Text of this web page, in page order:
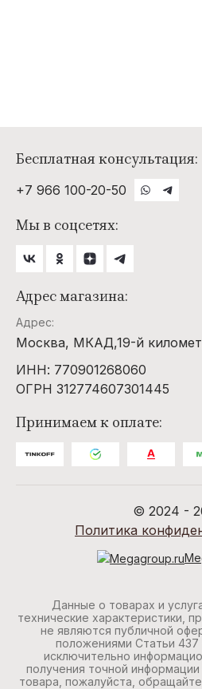
Бесплатная консультация:
+7 966 100-20-50
Мы в соцсетях:
Адрес магазина:
Адрес:
Москва, МКАД,19-й
ИНН: 770901268060
ОГРН 312774607301445
Принимаем к оплате:
© 2024 -
Политика
Данные о товарах и
технические характеристики,
не являются публичной
положениями Статьи
исключительно
получения точной
товара, пожалуйста,